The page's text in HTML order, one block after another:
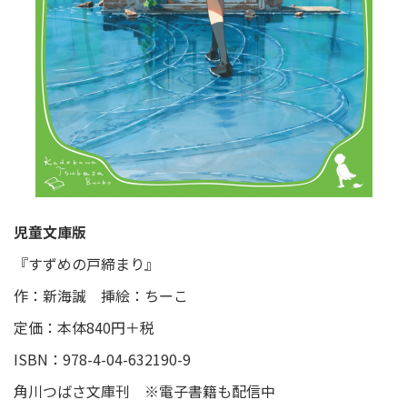
児童文庫版
『すずめの戸締まり』
作：新海誠 挿絵：ちーこ
定価：本体840円＋税
ISBN：978-4-04-632190-9
角川つばさ文庫刊 ※電子書籍も配信中